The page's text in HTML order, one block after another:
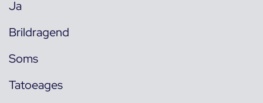
Ja
Brildragend
Soms
Tatoeages